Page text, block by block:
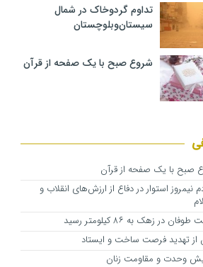
تداوم گردوخاک در شمال
سیستان‌وبلوچستان
شروع صبح با یک صفحه از قرآن
صبح با یک صفحه از قرآن
نیمروز استوار در دفاع از ارزش‌های انقلاب و
در زهک به ۸۶ کیلومتر رسید
از تهدید فرصت ساخت و ایستاد
وحدت و مقاومت زنان